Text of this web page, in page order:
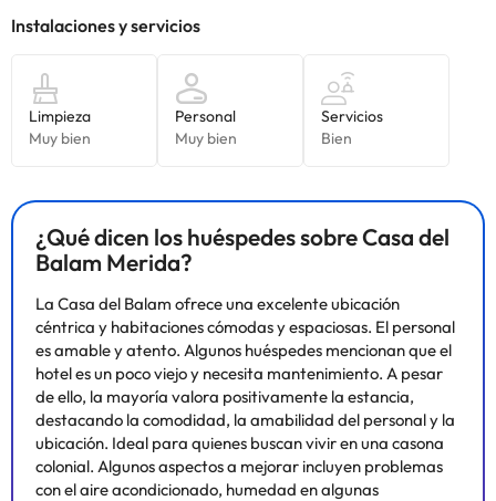
¿Qué dicen los huéspedes sobre Casa del
Balam Merida?
La Casa del Balam ofrece una excelente ubicación
céntrica y habitaciones cómodas y espaciosas. El personal
es amable y atento. Algunos huéspedes mencionan que el
hotel es un poco viejo y necesita mantenimiento. A pesar
de ello, la mayoría valora positivamente la estancia,
destacando la comodidad, la amabilidad del personal y la
ubicación. Ideal para quienes buscan vivir en una casona
colonial. Algunos aspectos a mejorar incluyen problemas
con el aire acondicionado, humedad en algunas